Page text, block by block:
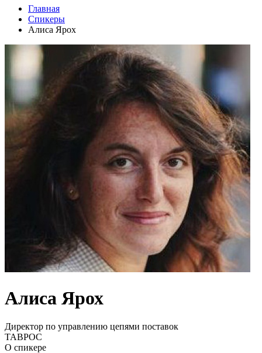
Главная
Спикеры
Алиса Ярох
Алиса Ярох
Директор по управлению цепями поставок
ТАВРОС
О спикере